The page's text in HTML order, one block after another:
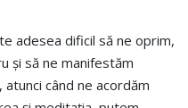
adesea dificil să ne oprim,
și să ne manifestăm
atunci când ne acordăm